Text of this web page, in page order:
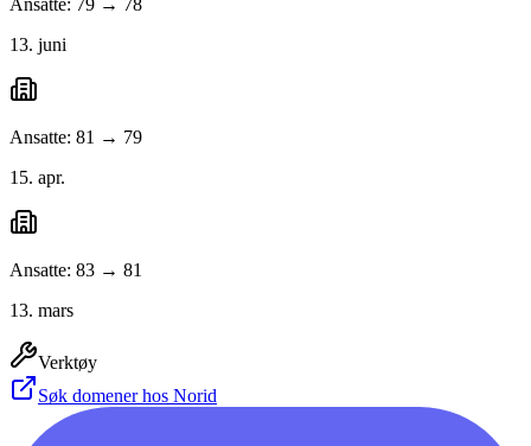
Ansatte: 79 → 78
13. juni
Ansatte: 81 → 79
15. apr.
Ansatte: 83 → 81
13. mars
Verktøy
Søk domener hos Norid